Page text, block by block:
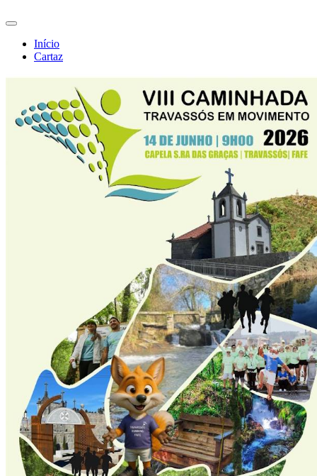
Início
Cartaz